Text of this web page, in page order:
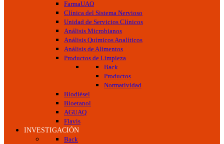
FarmaUAQ
Clínica del Sistema Nervioso
Unidad de Servicios Clínicos
Análisis Microbianos
Análisis Químicos Analíticos
Análisis de Alimentos
Productos de Limpieza
Back
Productos
Normatividad
Biodiésel
Bioetanol
AGUAQ
Flavis
INVESTIGACIÓN
Back